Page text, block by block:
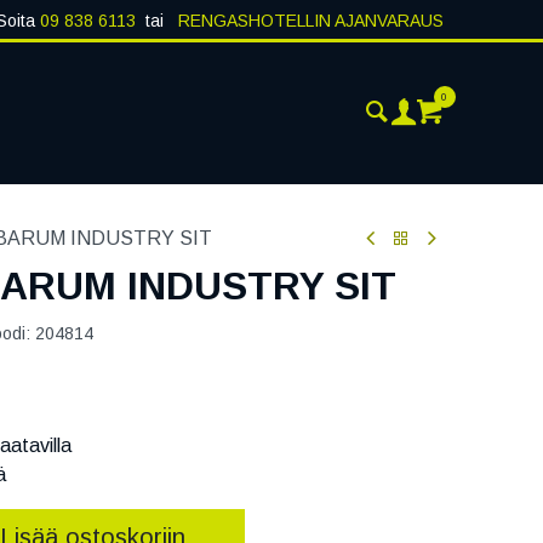
09 838 6113 tai RENGASHOTELLIN AJANVARAUS
0
INDUSTRY SIT
INDUSTRY SIT
204814
Lisää ostoskoriin